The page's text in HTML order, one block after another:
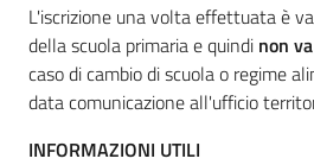
L'iscrizione una volta effettuata è
della scuola primaria e quindi non
caso di cambio di scuola o regime
data comunicazione all'ufficio
INFORMAZIONI UTILI